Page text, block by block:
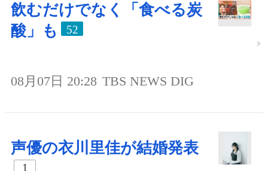
飲むだけでなく「食べる炭
酸」も
52
08月07日 20:28 TBS NEWS DIG
声優の衣川里佳が結婚発表
1